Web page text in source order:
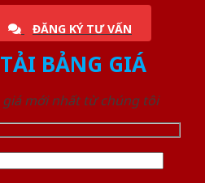
ĐĂNG KÝ TƯ VẤN
BẢNG GIÁ
mới nhất từ chúng tôi